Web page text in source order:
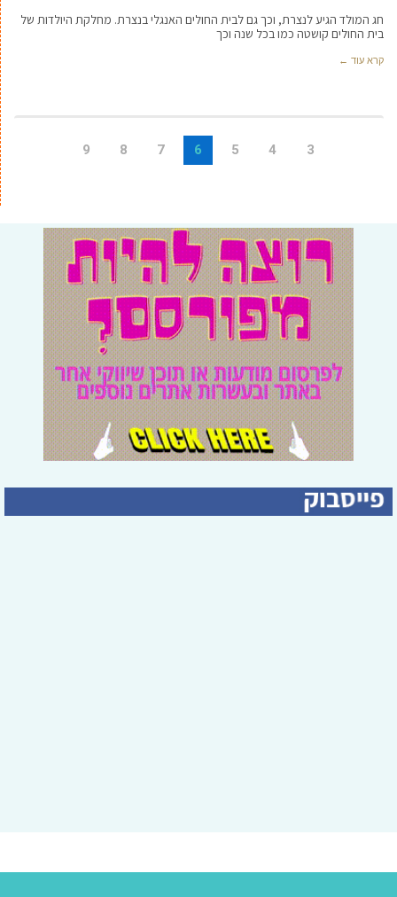
חג המולד הגיע לנצרת, וכך גם לבית החולים האנגלי בנצרת. מחלקת היולדות של
בית החולים קושטה כמו בכל שנה וכך
קרא עוד ←
3
4
5
6
7
8
9